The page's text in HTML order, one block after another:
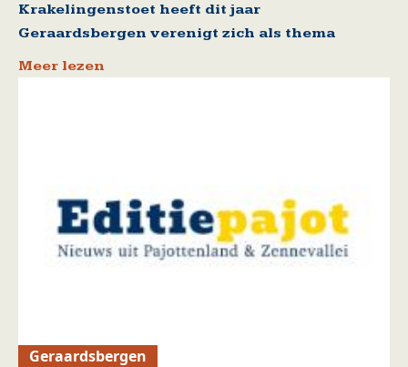
Krakelingenstoet heeft dit jaar
Geraardsbergen verenigt zich als thema
Meer lezen
Geraardsbergen